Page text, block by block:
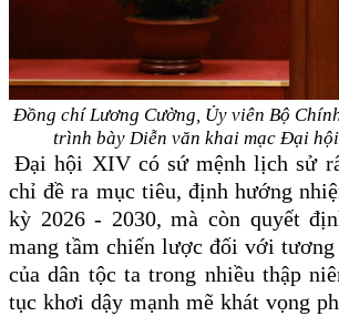
Đồng chí Lương Cường, Ủy viên Bộ
trình bày Diễn văn khai mạc Đại
Đại hội XIV có sứ mệnh lịch sử
chỉ đề ra mục tiêu, định hướng
kỳ 2026 - 2030, mà còn quyết
mang tầm chiến lược đối với
của dân tộc ta trong nhiều thập
tục khơi dậy mạnh mẽ khát vọng